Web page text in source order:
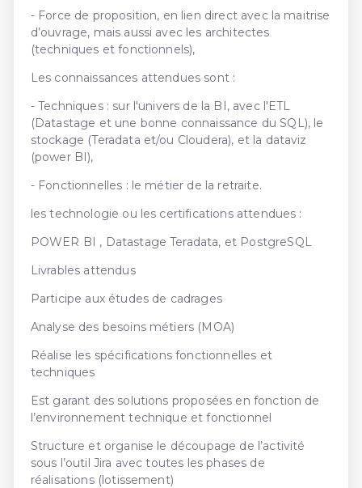
- Force de proposition, en lien direct avec la maitrise
d’ouvrage, mais aussi avec les architectes
(techniques et fonctionnels),
Les connaissances attendues sont :
- Techniques : sur l'univers de la BI, avec l'ETL
(Datastage et une bonne connaissance du SQL), le
stockage (Teradata et/ou Cloudera), et la dataviz
(power BI),
- Fonctionnelles : le métier de la retraite.
les technologie ou les certifications attendues :
POWER BI , Datastage Teradata, et PostgreSQL
Livrables attendus
Participe aux études de cadrages
Analyse des besoins métiers (MOA)
Réalise les spécifications fonctionnelles et
techniques
Est garant des solutions proposées en fonction de
l’environnement technique et fonctionnel
Structure et organise le découpage de l’activité
sous l’outil Jira avec toutes les phases de
réalisations (lotissement)